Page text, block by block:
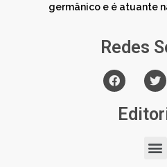
germânico e é atuante
Redes